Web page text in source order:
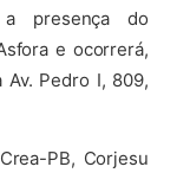
presença do
e ocorrerá,
Pedro I, 809,
PB, Corjesu